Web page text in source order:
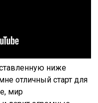
ниже
отличный старт для
мир